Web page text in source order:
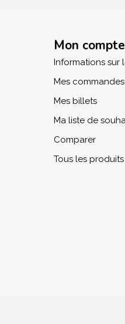
Mon compte
Informations sur
Mes commandes
Mes billets
Ma liste de
Comparer
Tous les produits